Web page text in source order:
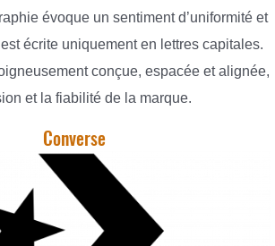
évoque un sentiment d’uniformité et
écrite uniquement en lettres capitales.
conçue, espacée et alignée,
et la fiabilité de la marque.
Converse